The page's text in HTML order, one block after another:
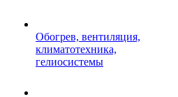
Обогрев, вентиляция,
климатотехника,
гелиосистемы